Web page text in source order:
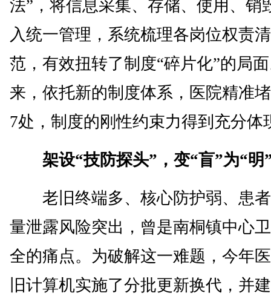
法”，将信息采集、存储、使用、销
入统一管理，系统梳理各岗位权责
范，有效扭转了制度“碎片化”的局
来，依托新的制度体系，医院精准
7处，制度的刚性约束力得到充分体
架设“技防探头”，变“盲”为“明
老旧终端多、核心防护弱、患者
量泄露风险突出，曾是南桐镇中心
全的痛点。为破解这一难题，今年
旧计算机实施了分批更新换代，并